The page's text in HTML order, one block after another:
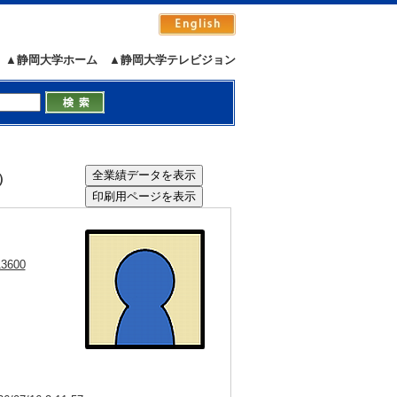
▲静岡大学テレビジョン
▲静岡大学ホーム